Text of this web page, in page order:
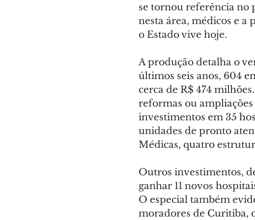
se tornou referência no
nesta área, médicos e a
o Estado vive hoje.
A produção detalha o
últimos seis anos, 604
cerca de R$ 474
reformas ou ampliações
investimentos em 35
unidades de pronto
Médicas, quatro
Outros investimentos,
ganhar 11 novos
O especial também
moradores de Curitiba,